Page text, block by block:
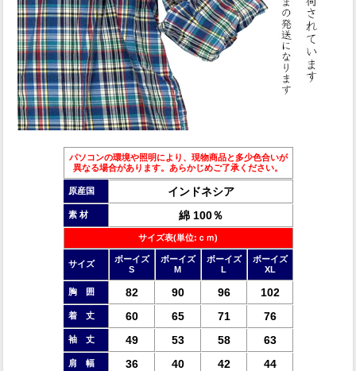
パソコンの環境や照明により、現物商品と多少色合いが
異なる場合があります。あらかじめご了承ください。
原産国 インドネシア
素 材 綿 100％
サイズ表(単位:ｃｍ)
サイズ
ボーイズ
S
ボーイズ
M
ボーイズ
L
ボーイズ
XL
胸 囲 82 90 96 102
着 丈 60 65 71 76
袖 丈 49 53 58 63
肩 幅 36 40 42 44